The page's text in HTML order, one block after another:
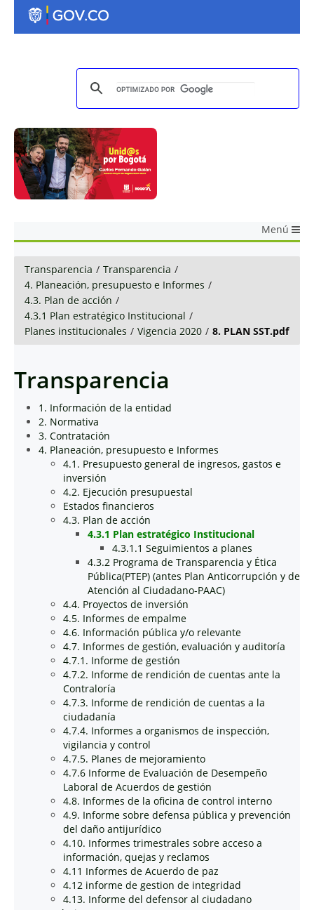
Menú
Transparencia / Transparencia /
4. Planeación, presupuesto e Informes /
4.3. Plan de acción /
4.3.1 Plan estratégico Institucional /
Planes institucionales / Vigencia 2020 / 8. PLAN SST.pdf
Transparencia
1. Información de la entidad
2. Normativa
3. Contratación
4. Planeación, presupuesto e Informes
4.1. Presupuesto general de ingresos, gastos e
inversión
4.2. Ejecución presupuestal
Estados financieros
4.3. Plan de acción
4.3.1 Plan estratégico Institucional
4.3.1.1 Seguimientos a planes
4.3.2 Programa de Transparencia y Ética
Pública(PTEP) (antes Plan Anticorrupción y de
Atención al Ciudadano-PAAC)
4.4. Proyectos de inversión
4.5. Informes de empalme
4.6. Información pública y/o relevante
4.7. Informes de gestión, evaluación y auditoría
4.7.1. Informe de gestión
4.7.2. Informe de rendición de cuentas ante la
Contraloría
4.7.3. Informe de rendición de cuentas a la
ciudadanía
4.7.4. Informes a organismos de inspección,
vigilancia y control
4.7.5. Planes de mejoramiento
4.7.6 Informe de Evaluación de Desempeño
Laboral de Acuerdos de gestión
4.8. Informes de la oficina de control interno
4.9. Informe sobre defensa pública y prevención
del daño antijurídico
4.10. Informes trimestrales sobre acceso a
información, quejas y reclamos
4.11 Informes de Acuerdo de paz
4.12 informe de gestion de integridad
4.13. Informe del defensor al ciudadano